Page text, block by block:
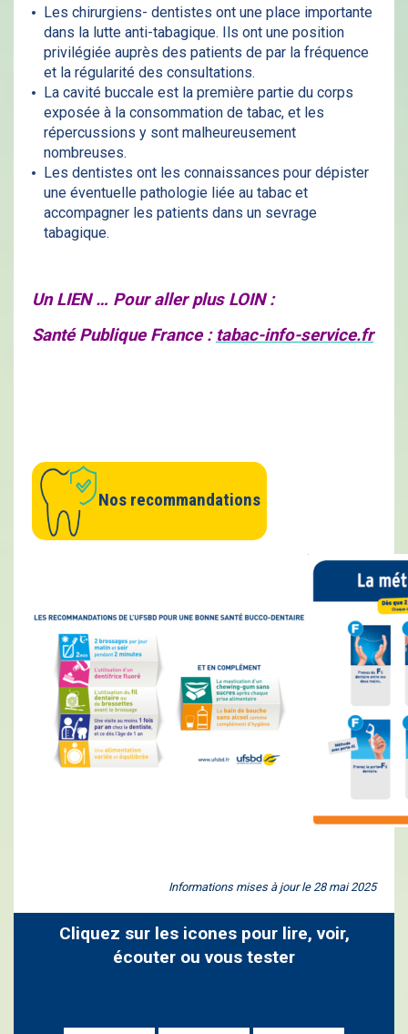
Les chirurgiens- dentistes ont une place importante
dans la lutte anti-tabagique. Ils ont une position
privilégiée auprès des patients de par la fréquence
et la régularité des consultations.
La cavité buccale est la première partie du corps
exposée à la consommation de tabac, et les
répercussions y sont malheureusement
nombreuses.
Les dentistes ont les connaissances pour dépister
une éventuelle pathologie liée au tabac et
accompagner les patients dans un sevrage
tabagique.
Un LIEN … Pour aller plus LOIN :
Santé Publique France : tabac-info-service.fr
Nos recommandations
Informations mises à jour le 28 mai 2025
Cliquez sur les icones pour lire, voir,
écouter ou vous tester